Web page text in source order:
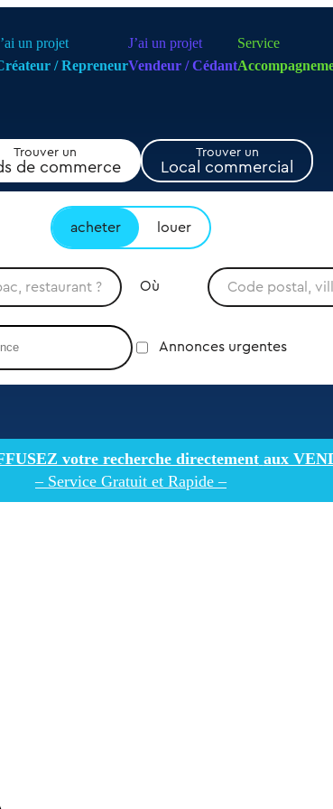
un projet
/ Repreneur
J’ai un projet
Vendeur / Cédant
Service
Trouver un
de commerce
Trouver un
Local commercial
acheter louer
Où
Annonces urgentes
votre recherche directement aux
– Service Gratuit et Rapide –